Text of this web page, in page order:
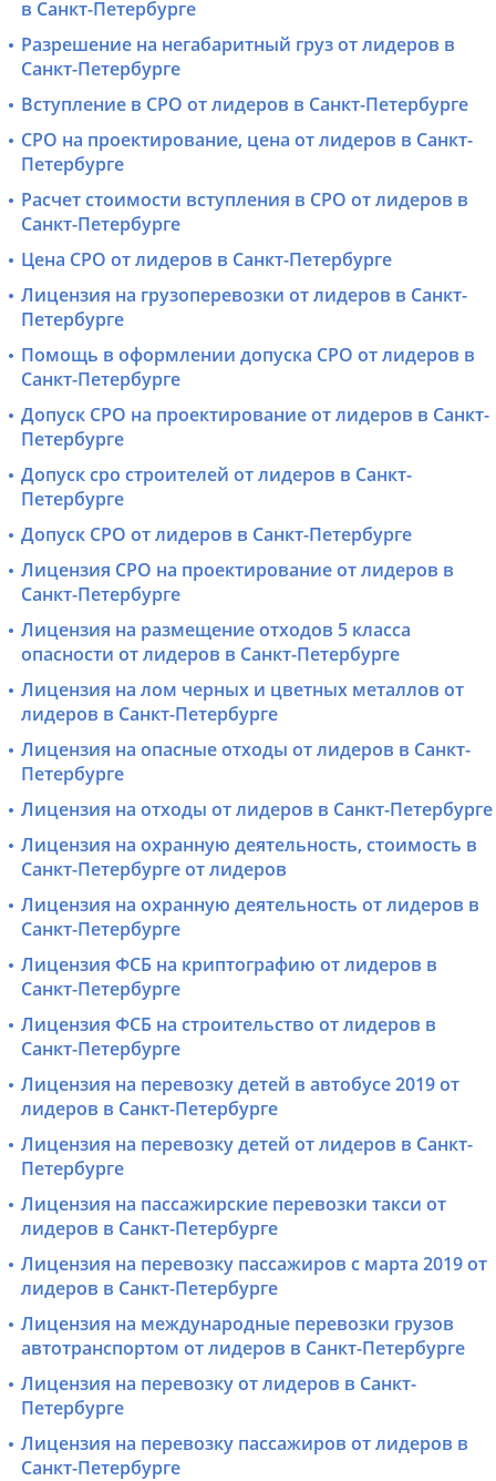
в Санкт-Петербурге
Разрешение на негабаритный груз от лидеров в
Санкт-Петербурге
Вступление в СРО от лидеров в Санкт-Петербурге
СРО на проектирование, цена от лидеров в Санкт-
Петербурге
Расчет стоимости вступления в СРО от лидеров в
Санкт-Петербурге
Цена СРО от лидеров в Санкт-Петербурге
Лицензия на грузоперевозки от лидеров в Санкт-
Петербурге
Помощь в оформлении допуска СРО от лидеров в
Санкт-Петербурге
Допуск СРО на проектирование от лидеров в Санкт-
Петербурге
Допуск сро строителей от лидеров в Санкт-
Петербурге
Допуск СРО от лидеров в Санкт-Петербурге
Лицензия СРО на проектирование от лидеров в
Санкт-Петербурге
Лицензия на размещение отходов 5 класса
опасности от лидеров в Санкт-Петербурге
Лицензия на лом черных и цветных металлов от
лидеров в Санкт-Петербурге
Лицензия на опасные отходы от лидеров в Санкт-
Петербурге
Лицензия на отходы от лидеров в Санкт-Петербурге
Лицензия на охранную деятельность, стоимость в
Санкт-Петербурге от лидеров
Лицензия на охранную деятельность от лидеров в
Санкт-Петербурге
Лицензия ФСБ на криптографию от лидеров в
Санкт-Петербурге
Лицензия ФСБ на строительство от лидеров в
Санкт-Петербурге
Лицензия на перевозку детей в автобусе 2019 от
лидеров в Санкт-Петербурге
Лицензия на перевозку детей от лидеров в Санкт-
Петербурге
Лицензия на пассажирские перевозки такси от
лидеров в Санкт-Петербурге
Лицензия на перевозку пассажиров с марта 2019 от
лидеров в Санкт-Петербурге
Лицензия на международные перевозки грузов
автотранспортом от лидеров в Санкт-Петербурге
Лицензия на перевозку от лидеров в Санкт-
Петербурге
Лицензия на перевозку пассажиров от лидеров в
Санкт-Петербурге